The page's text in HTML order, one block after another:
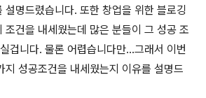
설명드렸습니다. 또한 창업을 위한 블로깅
조건을 내세웠는데 많은 분들이 그 성공 조
겁니다. 물론 어렵습니다만...그래서 이번
지 성공조건을 내세웠는지 이유를 설명드